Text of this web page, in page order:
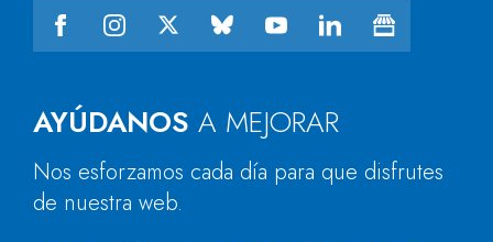
AYÚDANOS A MEJORAR
Nos esforzamos cada día para que disfrutes
de nuestra web.